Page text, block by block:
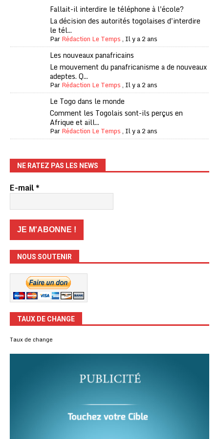
Fallait-il interdire le téléphone à l'école?
La décision des autorités togolaises d'interdire
le tél...
ParRédaction Le Temps, Il y a 2 ans
Les nouveaux panafricains
Le mouvement du panafricanisme a de nouveaux
adeptes. Q...
ParRédaction Le Temps, Il y a 2 ans
Le Togo dans le monde
Comment les Togolais sont-ils perçus en
Afrique et aill...
ParRédaction Le Temps, Il y a 2 ans
NE RATEZ PAS LES NEWS
E-mail*
NOUS SOUTENIR
TAUX DE CHANGE
Taux de change